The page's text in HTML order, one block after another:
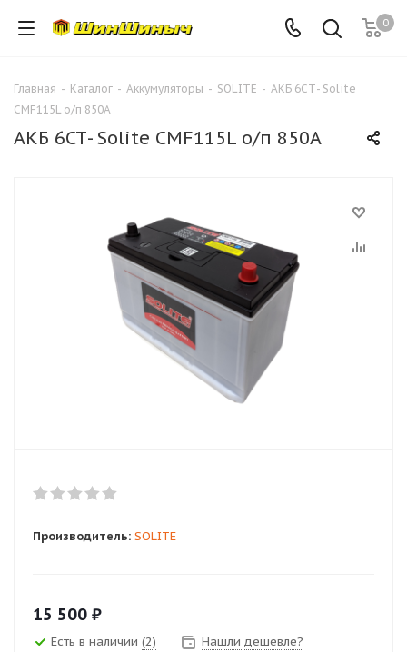
0
Главная - Каталог - Аккумуляторы - SOLITE - АКБ 6СТ- Solite
CMF115L о/п 850А
АКБ 6СТ- Solite CMF115L о/п 850А
Производитель: SOLITE
15 500 ₽
Есть в наличии (2) Нашли дешевле?